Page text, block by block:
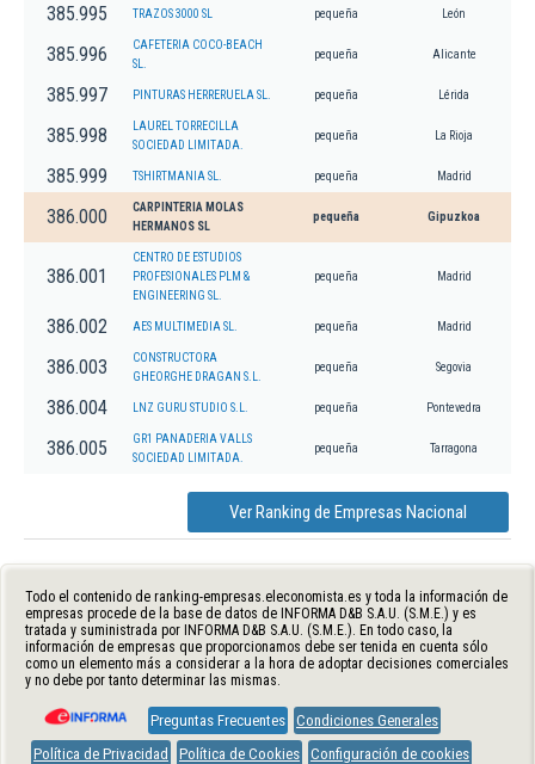
385.995 TRAZOS 3000 SL pequeña León
385.996
CAFETERIA COCO-BEACH
SL.
pequeña Alicante
385.997 PINTURAS HERRERUELA SL. pequeña Lérida
385.998
LAUREL TORRECILLA
SOCIEDAD LIMITADA.
pequeña La Rioja
385.999 TSHIRTMANIA SL. pequeña Madrid
386.000
CARPINTERIA MOLAS
HERMANOS SL
pequeña Gipuzkoa
386.001
CENTRO DE ESTUDIOS
PROFESIONALES PLM &
ENGINEERING SL.
pequeña Madrid
386.002 AES MULTIMEDIA SL. pequeña Madrid
386.003
CONSTRUCTORA
GHEORGHE DRAGAN S.L.
pequeña Segovia
386.004 LNZ GURU STUDIO S.L. pequeña Pontevedra
386.005
GR1 PANADERIA VALLS
SOCIEDAD LIMITADA.
pequeña Tarragona
Ver Ranking de Empresas Nacional
Todo el contenido de ranking-empresas.eleconomista.es y toda la información de
empresas procede de la base de datos de INFORMA D&B S.A.U. (S.M.E.) y es
tratada y suministrada por INFORMA D&B S.A.U. (S.M.E.). En todo caso, la
información de empresas que proporcionamos debe ser tenida en cuenta sólo
como un elemento más a considerar a la hora de adoptar decisiones comerciales
y no debe por tanto determinar las mismas.
Preguntas Frecuentes Condiciones Generales
Política de Privacidad
Política de Cookies Configuración de cookies